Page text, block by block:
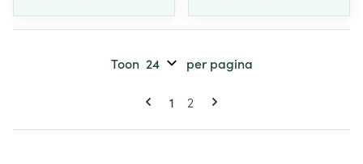
Pagina's
U lees momenteel pagina
1 Pagina
2
Toon per pagina